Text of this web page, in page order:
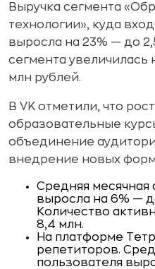
Выручка сегмента
технологии», куда
выросла на 23% — до
сегмента увеличилась
млн рублей.
В VK отметили, что
образовательные
объединение
внедрение новых
Средняя месячная
выросла на 6% —
Количество
8,4 млн.
На платформе
репетиторов.
пользователя